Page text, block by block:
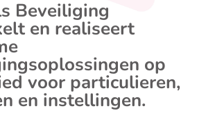
Beveiliging
en realiseert
op
voor particulieren,
en instellingen.